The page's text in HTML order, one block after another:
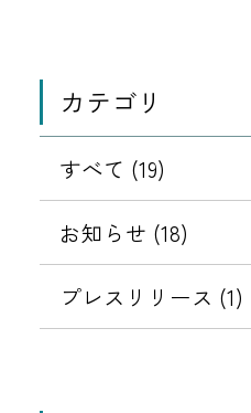
月
1
サ
ビ
ス
「
O
O
カテゴリ
すべて (19)
お知らせ (18)
プレスリリース (1)